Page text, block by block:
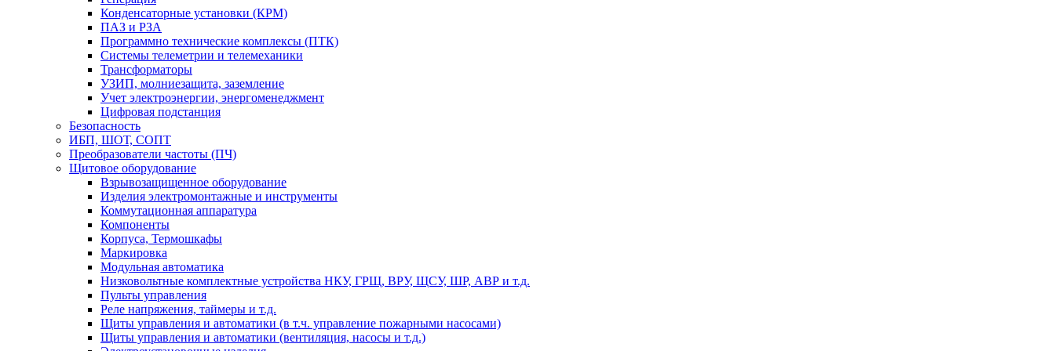
Конденсаторные установки (КРМ)
ПАЗ и РЗА
Программно технические комплексы (ПТК)
Системы телеметрии и телемеханики
Трансформаторы
УЗИП, молниезащита, заземление
Учет электроэнергии, энергоменеджмент
Цифровая подстанция
Безопасность
ИБП, ШОТ, СОПТ
Преобразователи частоты (ПЧ)
Щитовое оборудование
Взрывозащищенное оборудование
Изделия электромонтажные и инструменты
Коммутационная аппаратура
Компоненты
Корпуса, Термошкафы
Маркировка
Модульная автоматика
Низковольтные комплектные устройства НКУ, ГРЩ, ВРУ, ЩСУ, ШР, АВР и т.д.
Пульты управления
Реле напряжения, таймеры и т.д.
Щиты управления и автоматики (в т.ч. управление пожарными насосами)
Щиты управления и автоматики (вентиляция, насосы и т.д.)